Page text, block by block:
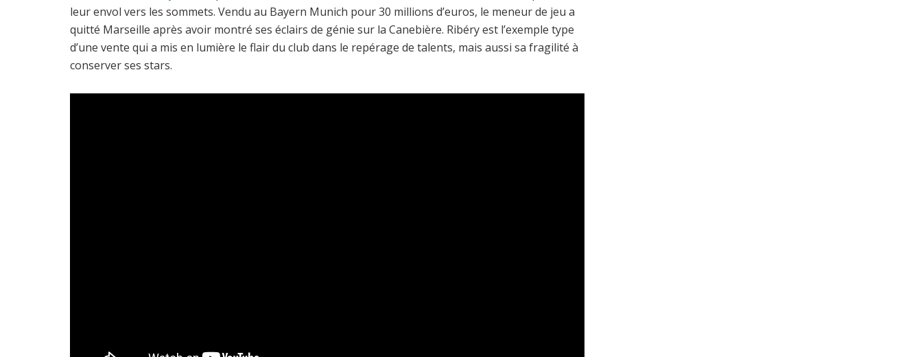
leur envol vers les sommets. Vendu au Bayern Munich pour 30 millions d’euros, le meneur de jeu a
quitté Marseille après avoir montré ses éclairs de génie sur la Canebière. Ribéry est l’exemple type
d’une vente qui a mis en lumière le flair du club dans le repérage de talents, mais aussi sa fragilité à
conserver ses stars.